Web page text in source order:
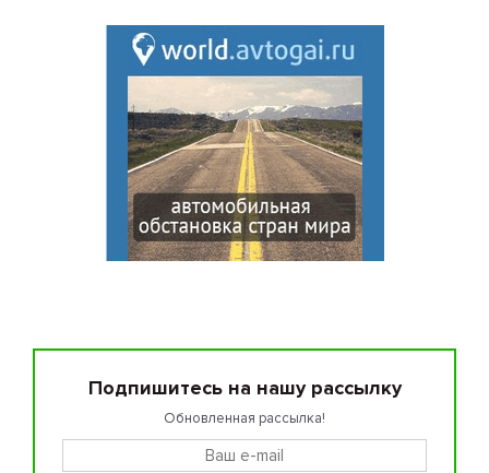
Подпишитесь на нашу рассылку
Обновленная рассылка!